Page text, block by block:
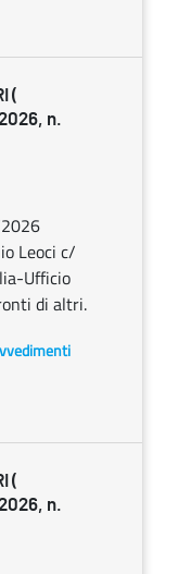
(
n.
Leoci c/
Ufficio
di altri.
(
n.